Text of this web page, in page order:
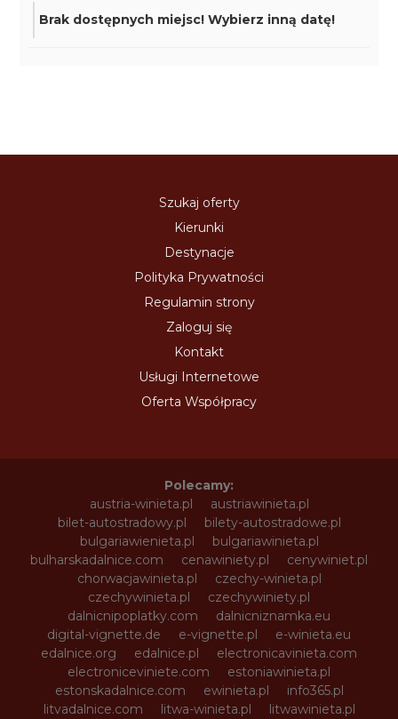
Brak dostępnych miejsc! Wybierz inną datę!
Szukaj oferty
Kierunki
Destynacje
Polityka Prywatności
Regulamin strony
Zaloguj się
Kontakt
Usługi Internetowe
Oferta Współpracy
Polecamy:
austria-winieta.pl
austriawinieta.pl
bilet-autostradowy.pl
bilety-autostradowe.pl
bulgariawienieta.pl
bulgariawinieta.pl
bulharskadalnice.com
cenawiniety.pl
cenywiniet.pl
chorwacjawinieta.pl
czechy-winieta.pl
czechywinieta.pl
czechywiniety.pl
dalnicnipoplatky.com
dalnicniznamka.eu
digital-vignette.de
e-vignette.pl
e-winieta.eu
edalnice.org
edalnice.pl
electronicavinieta.com
electroniceviniete.com
estoniawinieta.pl
estonskadalnice.com
ewinieta.pl
info365.pl
litvadalnice.com
litwa-winieta.pl
litwawinieta.pl